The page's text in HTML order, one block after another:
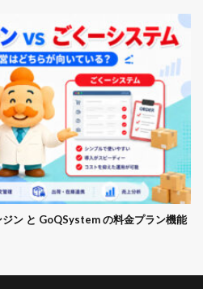
ン と GoQSystem の料金プラン機能